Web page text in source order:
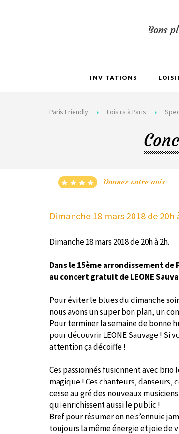
Bons
INVITATIONS
Paris Friendly Loisirs à Paris
Donnez votre avis
Dimanche 18 mars 2018 de 20h
Dimanche 18 mars 2018 de 20h à 2h.
Dans le 15ème arrondissement
au concert gratuit de LEONE
Pour éviter le blues du dimanche
nous avons un super bon plan, un
Pour terminer la semaine de bonne
pour découvrir LEONE Sauvage ! Si
attention ça décoiffe !
Ces passionnés fusionnent avec
magique ! Ces chanteurs, danseurs,
cesse au gré des nouveaux
qui enrichissent aussi le public !
Bref pour résumer on ne s’ennuie
toujours la même énergie et joie de